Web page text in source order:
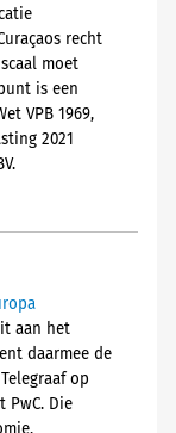
recht
moet
is een
VPB 1969,
2021
aan het
daarmee de
op
PwC. Die